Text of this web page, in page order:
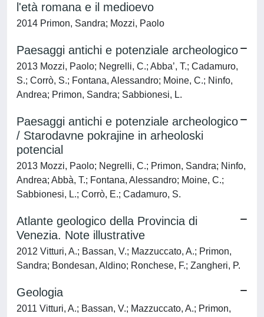
l'età romana e il medioevo
2014 Primon, Sandra; Mozzi, Paolo
Paesaggi antichi e potenziale archeologico
2013 Mozzi, Paolo; Negrelli, C.; Abba’, T.; Cadamuro,
S.; Corrò, S.; Fontana, Alessandro; Moine, C.; Ninfo,
Andrea; Primon, Sandra; Sabbionesi, L.
Paesaggi antichi e potenziale archeologico
/ Starodavne pokrajine in arheoloski
potencial
2013 Mozzi, Paolo; Negrelli, C.; Primon, Sandra; Ninfo,
Andrea; Abbà, T.; Fontana, Alessandro; Moine, C.;
Sabbionesi, L.; Corrò, E.; Cadamuro, S.
Atlante geologico della Provincia di
Venezia. Note illustrative
2012 Vitturi, A.; Bassan, V.; Mazzuccato, A.; Primon,
Sandra; Bondesan, Aldino; Ronchese, F.; Zangheri, P.
Geologia
2011 Vitturi, A.; Bassan, V.; Mazzuccato, A.; Primon,